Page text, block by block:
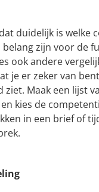
duidelijk is welke
belang zijn voor de
ook andere
je er zeker van
ziet. Maak een lijst
kies de
in een brief of